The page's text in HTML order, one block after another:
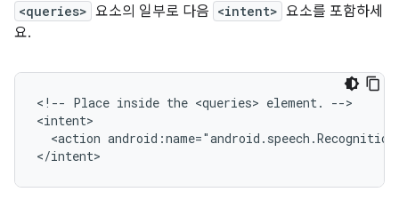
<queries> 요소의 일부로 다음 <intent> 요소를 포함하세
요.
<!-- Place inside the <queries> element.
-->
<action
</intent>